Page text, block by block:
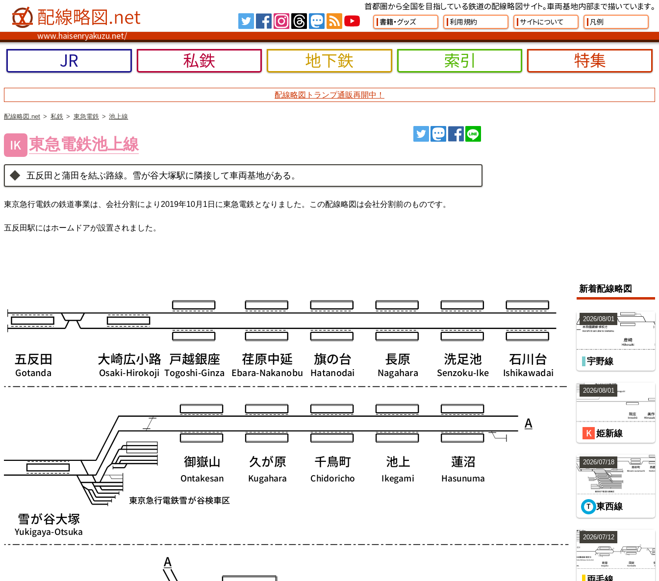
首都圏から全国を目指している鉄道の配線略図サイト。車両基地内部まで描いています。
書籍・グッズ 利用規約 サイトについて 凡例
www.haisenryakuzu.net/
Tw FB IG TH MS RSS
JR 私鉄 地下鉄 索引 特集
配線略図トランプ通販再開中！
配線略図.net 私鉄 東急電鉄 池上線
ツイートトゥート
シェア
東急電鉄池上線
五反田と蒲田を結ぶ路線。雪が谷大塚駅に隣接して車両基地がある。
東京急行電鉄の鉄道事業は、会社分割により2019年10月1日に東急電鉄となりました。この配線略図は会社分割前のものです。
五反田駅にはホームドアが設置されました。
新着配線略図
宇野線
2026/08/01
姫新線
2026/08/01
東西線
2026/07/18
2026/07/12